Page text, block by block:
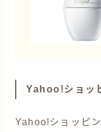
Yahoo!ショッ
Yahoo!ショッピ